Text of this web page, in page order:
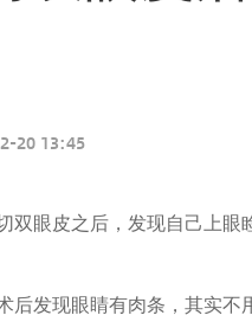
20 13:45
双眼皮之后，发现自己 上眼
后发现眼睛有肉条，其实不